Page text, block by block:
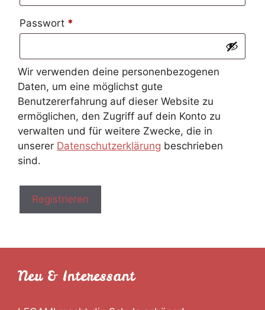
Passwort *
Wir verwenden deine personenbezogenen
Daten, um eine möglichst gute
Benutzererfahrung auf dieser Website zu
ermöglichen, den Zugriff auf dein Konto zu
verwalten und für weitere Zwecke, die in
unserer Datenschutzerklärung beschrieben
sind.
Registrieren
Neu & Interessant